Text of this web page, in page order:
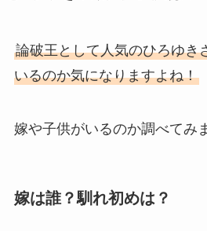
論破王として人気のひろゆき
いるのか気になりますよね！
嫁や子供がいるのか調べてみ
嫁は誰？馴れ初めは？